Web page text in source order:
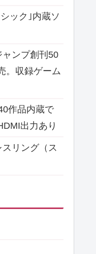
ック｣内蔵ソ
ンプ創刊50
。収録ゲーム
作品内蔵で
出力あり
リング（ス